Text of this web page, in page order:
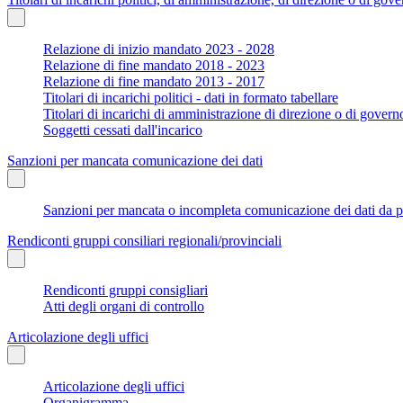
Relazione di inizio mandato 2023 - 2028
Relazione di fine mandato 2018 - 2023
Relazione di fine mandato 2013 - 2017
Titolari di incarichi politici - dati in formato tabellare
Titolari di incarichi di amministrazione di direzione o di
Soggetti cessati dall'incarico
Sanzioni per mancata comunicazione dei dati
Sanzioni per mancata o incompleta comunicazione dei dati
Rendiconti gruppi consiliari regionali/provinciali
Rendiconti gruppi consigliari
Atti degli organi di controllo
Articolazione degli uffici
Articolazione degli uffici